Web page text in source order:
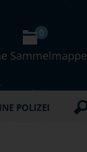
Sammelmappe
0
POLIZEI